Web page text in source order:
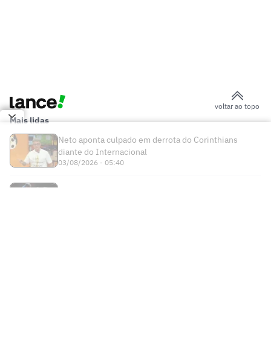
voltar ao topo
Mais lidas
Neto aponta culpado em derrota do Corinthians
diante do Internacional
03/08/2026 - 05:40